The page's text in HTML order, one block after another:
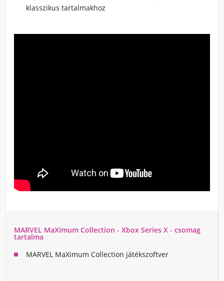
klasszikus tartalmakhoz
MARVEL MaXimum Collection - Xbox Series X - csomag
tartalma
MARVEL MaXimum Collection játékszoftver